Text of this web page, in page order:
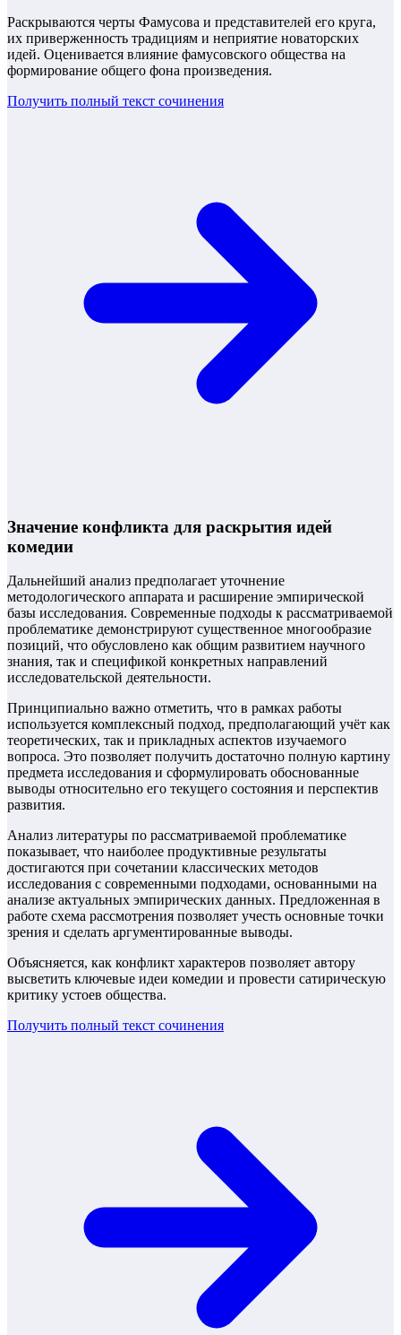
Раскрываются черты Фамусова и представителей его круга,
их приверженность традициям и неприятие новаторских
идей. Оценивается влияние фамусовского общества на
формирование общего фона произведения.
Получить полный текст сочинения
Значение конфликта для раскрытия идей
комедии
Дальнейший анализ предполагает уточнение
методологического аппарата и расширение эмпирической
базы исследования. Современные подходы к рассматриваемой
проблематике демонстрируют существенное многообразие
позиций, что обусловлено как общим развитием научного
знания, так и спецификой конкретных направлений
исследовательской деятельности.
Принципиально важно отметить, что в рамках работы
используется комплексный подход, предполагающий учёт как
теоретических, так и прикладных аспектов изучаемого
вопроса. Это позволяет получить достаточно полную картину
предмета исследования и сформулировать обоснованные
выводы относительно его текущего состояния и перспектив
развития.
Анализ литературы по рассматриваемой проблематике
показывает, что наиболее продуктивные результаты
достигаются при сочетании классических методов
исследования с современными подходами, основанными на
анализе актуальных эмпирических данных. Предложенная в
работе схема рассмотрения позволяет учесть основные точки
зрения и сделать аргументированные выводы.
Объясняется, как конфликт характеров позволяет автору
высветить ключевые идеи комедии и провести сатирическую
критику устоев общества.
Получить полный текст сочинения